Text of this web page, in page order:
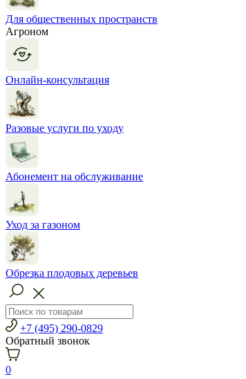
Для общественных пространств
Агроном
Онлайн-консультация
Разовые услуги по уходу
Абонемент на обслуживание
Уход за газоном
Обрезка плодовых деревьев
+7 (495) 290-0829
Обратный звонок
0